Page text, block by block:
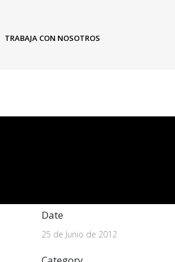
TRABAJA CON NOSOTROS
Date
25 de Junio de 2012